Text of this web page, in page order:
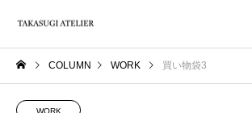
COLUMN WORK 買い物袋3
WORK